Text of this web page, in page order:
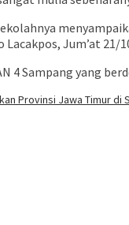
Jum’at 21/
4 Sampang yang
Provinsi Jawa Timur di